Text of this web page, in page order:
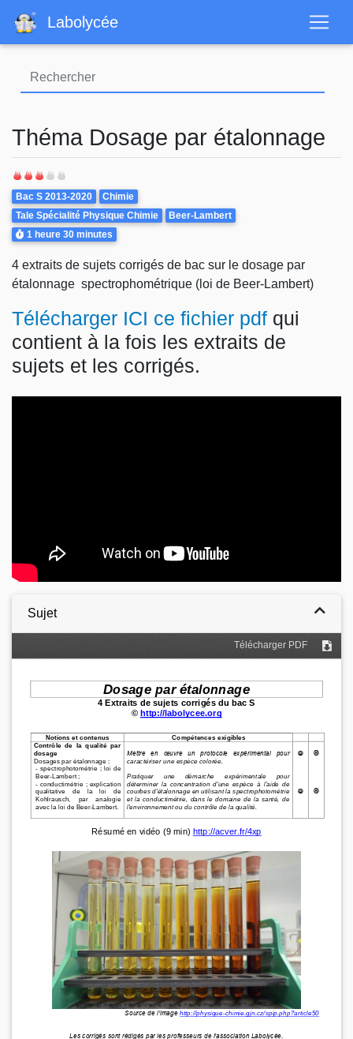
contenu
Labolycée
Théma Dosage par étalonnage
Theme
Bac S 2013-2020
Chimie
Tale Spécialité Physique Chimie
Beer-Lambert
Durée
1 heure 30 minutes
4 extraits de sujets corrigés de bac sur le dosage par
étalonnage spectrophométrique (loi de Beer-Lambert)
Télécharger ICI ce fichier pdf qui
contient à la fois les extraits de
sujets et les corrigés.
Sujet